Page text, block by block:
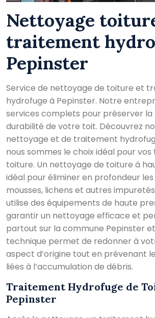
Nettoyage
traitement
Pepinster
Service de nettoyage de toiture et
hydrofuge à Pepinster. Notre
services complets pour préserver
durabilité de votre toit. Découvrez
nettoyage et de traitement
nous sommes le choix idéal pour vos
toiture. Un nettoyage de toiture à
idéal pour éliminer en profondeur
mousses, lichens et autres
utilise des équipements de haute
garantir un nettoyage efficace et
partout sur la commune Pepinster
technique permet de redonner à
aspect d’origine tout en prévenant
liées à l’accumulation de débris.
Traitement Hydrofuge de
Pepinster